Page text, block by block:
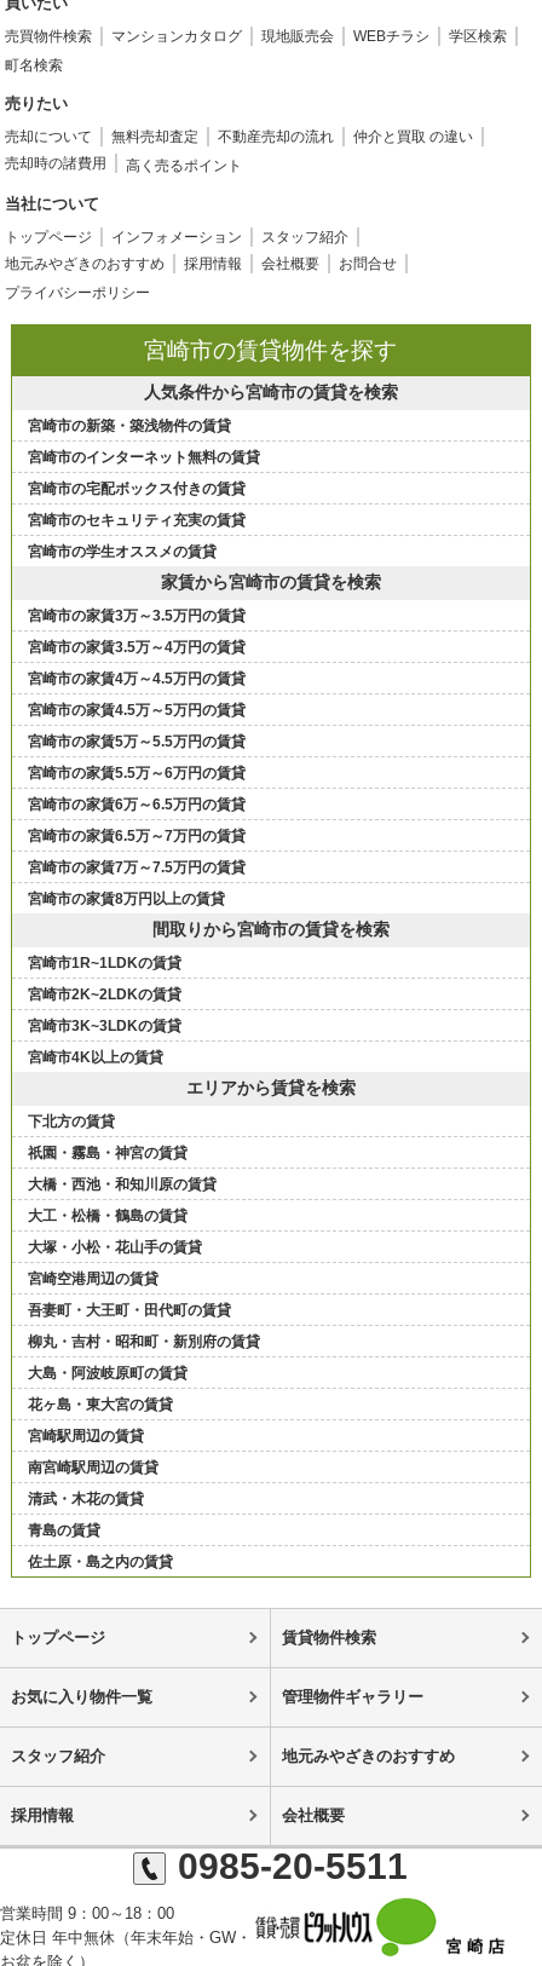
売買物件検索 マンションカタログ 現地販売会 WEBチラシ
学区検索
町名検索
売りたい
売却について 無料売却査定 不動産売却の流れ
仲介と買取 の違い
売却時の諸費用
高く売るポイント
当社について
トップページ インフォメーション
スタッフ紹介
地元みやざきのおすすめ
採用情報 会社概要
お問合せ
プライバシーポリシー
宮崎市の賃貸物件を探す
人気条件から宮崎市の賃貸を検索
宮崎市の新築・築浅物件の賃貸
宮崎市のインターネット無料の賃貸
宮崎市の宅配ボックス付きの賃貸
宮崎市のセキュリティ充実の賃貸
宮崎市の学生オススメの賃貸
家賃から宮崎市の賃貸を検索
宮崎市の家賃3万～3.5万円の賃貸
宮崎市の家賃3.5万～4万円の賃貸
宮崎市の家賃4万～4.5万円の賃貸
宮崎市の家賃4.5万～5万円の賃貸
宮崎市の家賃5万～5.5万円の賃貸
宮崎市の家賃5.5万～6万円の賃貸
宮崎市の家賃6万～6.5万円の賃貸
宮崎市の家賃6.5万～7万円の賃貸
宮崎市の家賃7万～7.5万円の賃貸
宮崎市の家賃8万円以上の賃貸
間取りから宮崎市の賃貸を検索
宮崎市1R~1LDKの賃貸
宮崎市2K~2LDKの賃貸
宮崎市3K~3LDKの賃貸
宮崎市4K以上の賃貸
エリアから賃貸を検索
下北方の賃貸
祇園・霧島・神宮の賃貸
大橋・西池・和知川原の賃貸
大工・松橋・鶴島の賃貸
大塚・小松・花山手の賃貸
宮崎空港周辺の賃貸
吾妻町・大王町・田代町の賃貸
柳丸・吉村・昭和町・新別府の賃貸
大島・阿波岐原町の賃貸
花ヶ島・東大宮の賃貸
宮崎駅周辺の賃貸
南宮崎駅周辺の賃貸
清武・木花の賃貸
青島の賃貸
佐土原・島之内の賃貸
トップページ 賃貸物件検索
お気に入り物件一覧 管理物件ギャラリー
スタッフ紹介 地元みやざきのおすすめ
採用情報 会社概要
0985-20-5511
営業時間 9：00～18：00
定休日 年中無休（年末年始・GW・
お盆を除く）